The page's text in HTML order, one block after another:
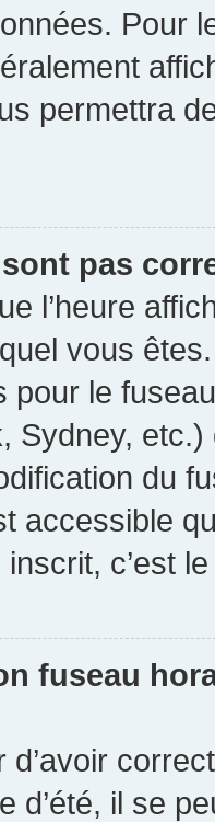
Pour
permettra
pas
l’heure
vous
pour le
Sydney,
du
accessible
inscrit, c’est
fuseau
d’avoir
d’été, il se